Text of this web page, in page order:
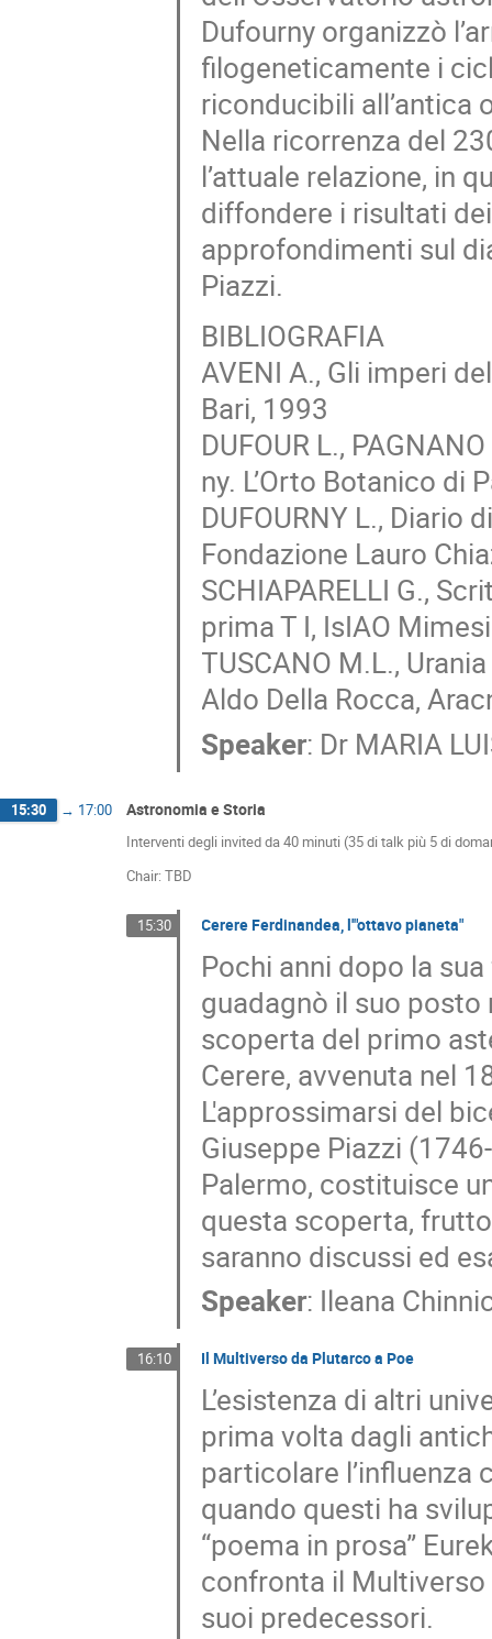
Dufourny organizzò
filogeneticamente i
riconducibili all’antica
Nella ricorrenza del
l’attuale relazione, in
diffondere i risultati
approfondimenti sul
Piazzi.
BIBLIOGRAFIA
AVENI A., Gli imperi
Bari, 1993
DUFOUR L.,
ny. L’Orto Botanico di
DUFOURNY L., Diario
Fondazione Lauro
SCHIAPARELLI G.,
prima T I, IsIAO
TUSCANO M.L.,
Aldo Della Rocca,
Speaker: Dr MARIA
15:30 → 17:00 Astronomia e Storia
Interventi degli invited da 40 minuti (35 di talk più 5 di
Chair: TBD
15:30 Cerere Ferdinandea, l'"ottavo pianeta"
Pochi anni dopo la
guadagnò il suo
scoperta del primo
Cerere, avvenuta nel
L'approssimarsi del
Giuseppe Piazzi
Palermo, costituisce
questa scoperta,
saranno discussi ed
Speaker: Ileana
16:10 Il Multiverso da Plutarco a Poe
L’esistenza di altri
prima volta dagli
particolare l’influenza
quando questi ha
“poema in prosa”
confronta il
suoi predecessori.